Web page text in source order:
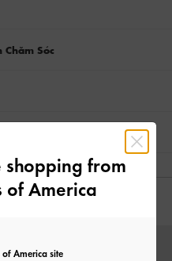
Chăm Sóc
shopping from
of America
America site